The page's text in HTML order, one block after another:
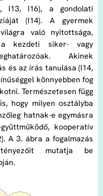
I13, I16), a gondolati
(I14). A gyermek
való nyitottsága,
kezdeti siker- vagy
Akinek
és az írás tanulása (I14,
könnyebben fog
Természetesen függ
hogy milyen osztályba
hatnak-e egymásra
kooperatív
A 3. ábra a fogalmazás
mutatja be